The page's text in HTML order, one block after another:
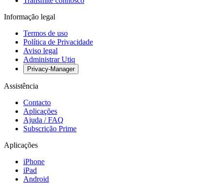
Informação legal
Termos de uso
Política de Privacidade
Aviso legal
Administrar Utiq
Privacy-Manager
Assistência
Contacto
Aplicações
Ajuda / FAQ
Subscrição Prime
Aplicações
iPhone
iPad
Android